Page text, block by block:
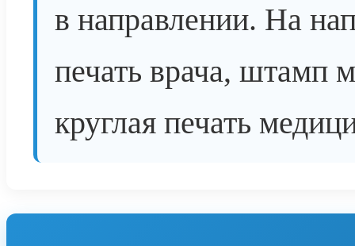
в направлении. На
печать врача, штамп
круглая печать